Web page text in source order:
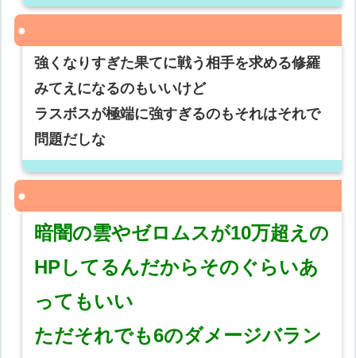
強くなりすぎた果てに戦う相手を求める修羅
みてえになるのもいいけど
ラスボスが極端に強すぎるのもそれはそれで
問題だしな
暗闇の雲やゼロムスが10万超えの
HPしてるんだからそのぐらいあ
ってもいい
ただそれでも6のダメージバラン